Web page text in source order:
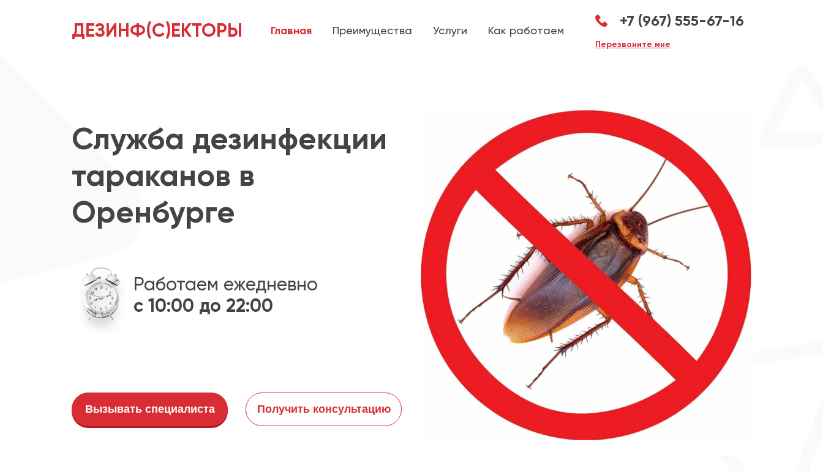
ДЕЗИНФ(С)ЕКТОРЫ Главная Преимущества Услуги Как работаем
+7 (967) 555-67-16
Перезвоните мне
Служба дезинфекции
тараканов в
Оренбурге
Работаем ежедневно
с 10:00 до 22:00
Вызывать специалиста Получить консультацию